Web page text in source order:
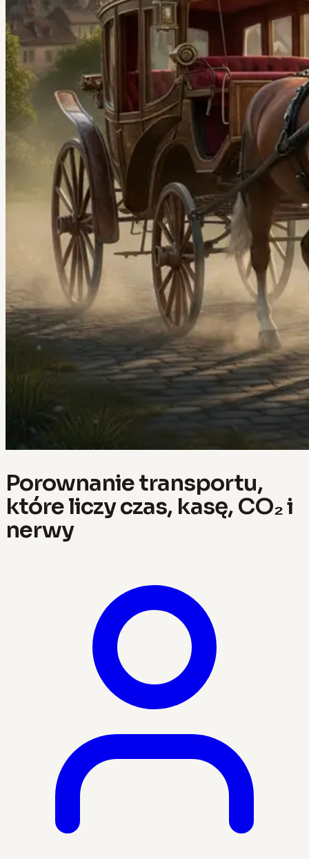
Porownanie transportu,
które liczy czas, kasę, CO₂ i
nerwy